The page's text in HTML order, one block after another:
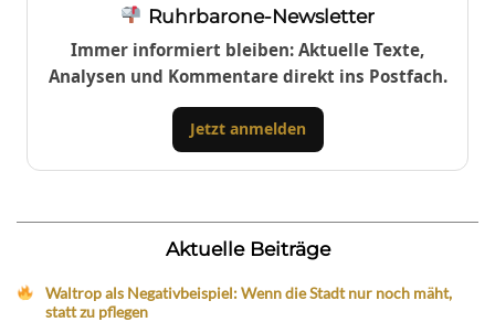
Ruhrbarone-Newsletter
Immer informiert bleiben: Aktuelle Texte,
Analysen und Kommentare direkt ins Postfach.
Jetzt anmelden
Aktuelle Beiträge
Waltrop als Negativbeispiel: Wenn die Stadt nur noch mäht,
statt zu pflegen